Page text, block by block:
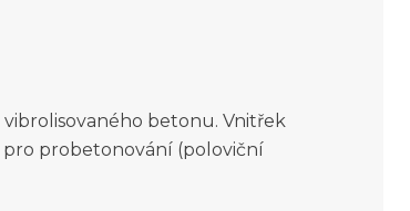
vibrolisovaného betonu. Vnitřek
pro probetonování (poloviční